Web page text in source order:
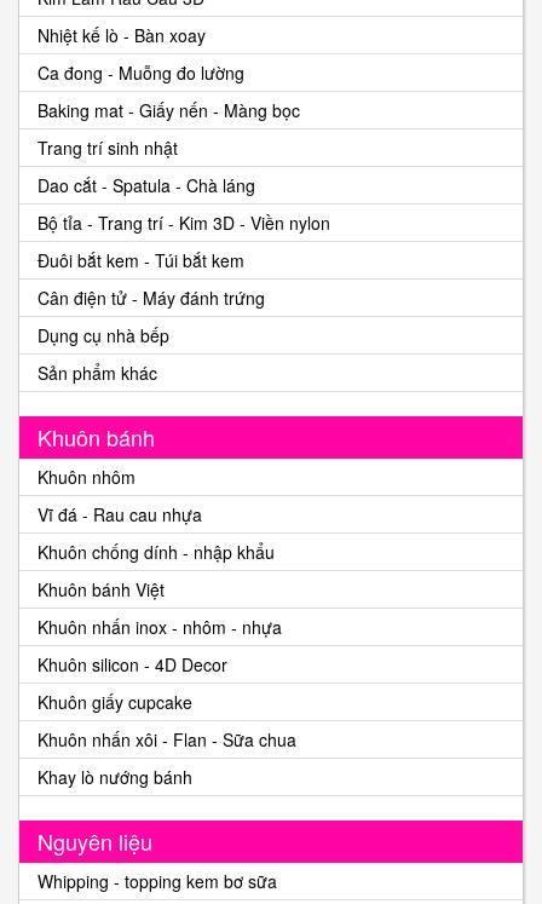
Nhiệt kế lò - Bàn xoay
Ca đong - Muỗng đo lường
Baking mat - Giấy nến - Màng bọc
Trang trí sinh nhật
Dao cắt - Spatula - Chà láng
Bộ tỉa - Trang trí - Kim 3D - Viền nylon
Đuôi bắt kem - Túi bắt kem
Cân điện tử - Máy đánh trứng
Dụng cụ nhà bếp
Sản phẩm khác
Khuôn bánh
Khuôn nhôm
Vĩ đá - Rau cau nhựa
Khuôn chống dính - nhập khẩu
Khuôn bánh Việt
Khuôn nhấn inox - nhôm - nhựa
Khuôn silicon - 4D Decor
Khuôn giấy cupcake
Khuôn nhấn xôi - Flan - Sữa chua
Khay lò nướng bánh
Nguyên liệu
Whipping - topping kem bơ sữa